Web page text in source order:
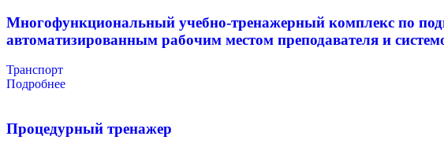
Многофункциональный учебно-тренажерный комплекс по
автоматизированным рабочим местом преподавателя и
Транспорт
Подробнее
Процедурный тренажер